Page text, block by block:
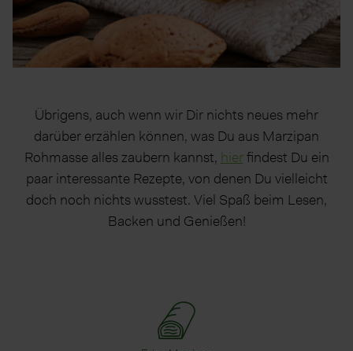
Übrigens, auch wenn wir Dir nichts neues mehr
darüber erzählen können, was Du aus Marzipan
Rohmasse alles zaubern kannst, hierfindest Du ein
paar interessante Rezepte, von denen Du vielleicht
doch noch nichts wusstest. Viel Spaß beim Lesen,
Backen und Genießen!